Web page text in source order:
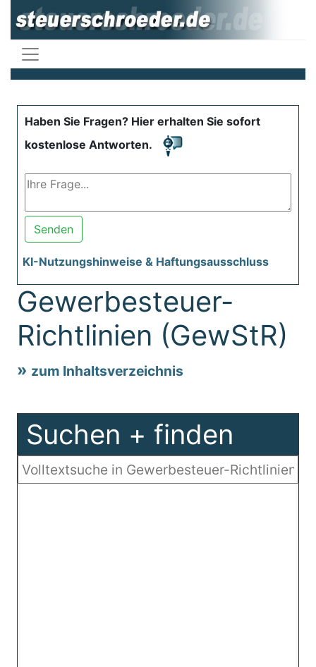
Haben Sie Fragen? Hier erhalten Sie sofort
kostenlose Antworten.
Senden
KI-Nutzungshinweise & Haftungsausschluss
Gewerbesteuer-
Richtlinien (GewStR)
zum Inhaltsverzeichnis
Suchen + finden